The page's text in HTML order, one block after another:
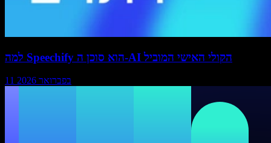
למה Speechify הוא סוכן ה-AI הקולי האישי המוביל
11 בפברואר 2026